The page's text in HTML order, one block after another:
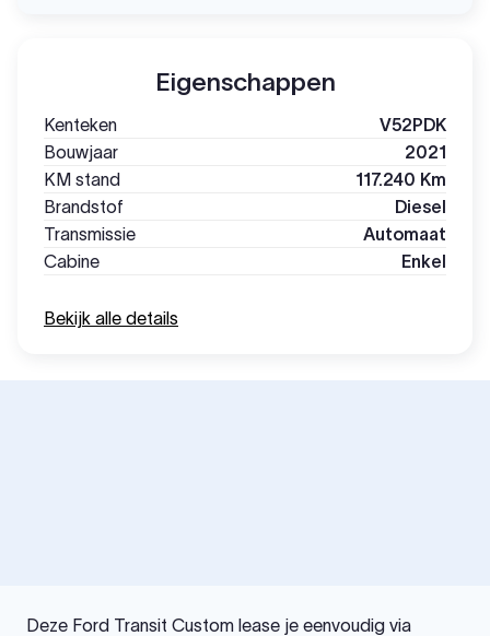
Eigenschappen
Kenteken
V52PDK
Bouwjaar
2021
KM stand
117.240 Km
Brandstof
Diesel
Transmissie
Automaat
Cabine
Enkel
Bekijk alle details
Deze Ford Transit Custom lease je eenvoudig via